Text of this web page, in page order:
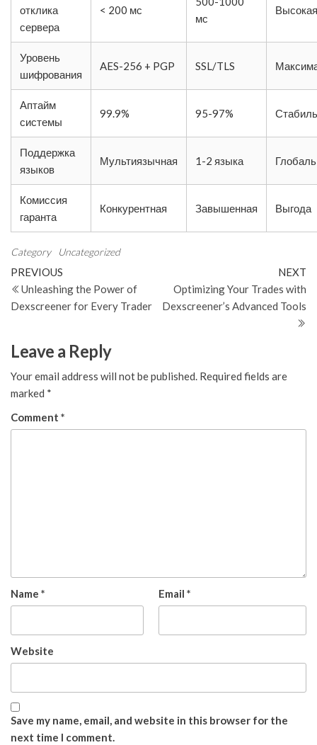
отклика
сервера
< 200 мс
мс
Высокая
Уровень
шифрования
AES-256 + PGP SSL/TLS
Аптайм
системы
99.9% 95-97%
Поддержка
языков
Мультиязычная 1-2 языка
Комиссия
гаранта
Конкурентная Завышенная Выгода
Category Uncategorized
Post
navigation
Previous
Post
PREVIOUS
Unleashing the Power of
Dexscreener for Every Trader
NEXT
Optimizing Your Trades with
Dexscreener’s Advanced Tools
Leave a Reply
Your email address will not be published. Required fields are
marked *
Comment *
Name * Email *
Website
Save my name, email, and website in this browser for the
next time I comment.